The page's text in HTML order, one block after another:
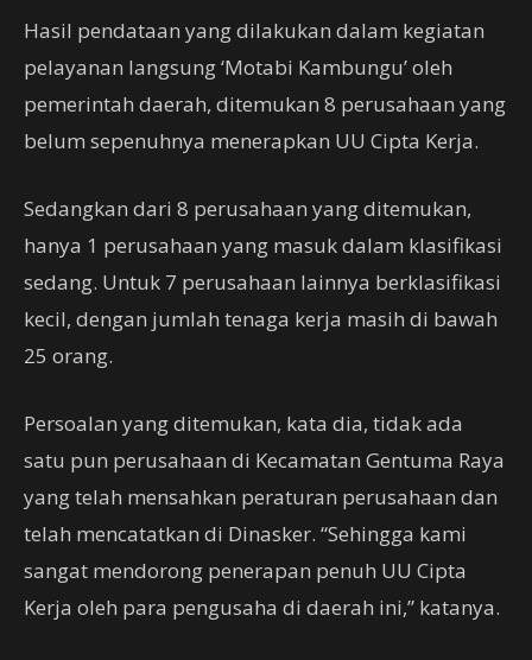
Hasil pendataan yang dilakukan dalam kegiatan
pelayanan langsung ‘Motabi Kambungu’ oleh
pemerintah daerah, ditemukan 8 perusahaan yang
belum sepenuhnya menerapkan UU Cipta Kerja.
Sedangkan dari 8 perusahaan yang ditemukan,
hanya 1 perusahaan yang masuk dalam klasifikasi
sedang. Untuk 7 perusahaan lainnya berklasifikasi
kecil, dengan jumlah tenaga kerja masih di bawah
25 orang.
Persoalan yang ditemukan, kata dia, tidak ada
satu pun perusahaan di Kecamatan Gentuma Raya
yang telah mensahkan peraturan perusahaan dan
telah mencatatkan di Dinasker. “Sehingga kami
sangat mendorong penerapan penuh UU Cipta
Kerja oleh para pengusaha di daerah ini,” katanya.